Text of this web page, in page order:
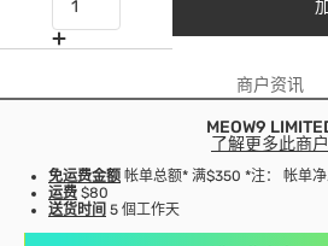
商户资讯
MEOW9
了解更多此商户
免运费金额 帐单总额* 满$350 *注： 帐单
运费 $80
送货时间 5 個工作天